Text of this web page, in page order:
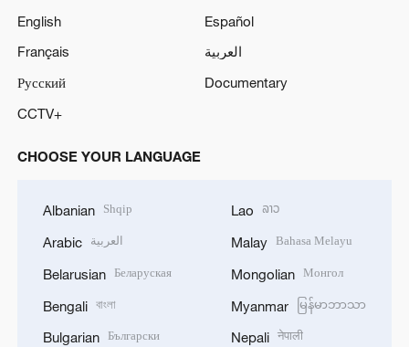
English
Español
Français
العربية
Русский
Documentary
CCTV+
CHOOSE YOUR LANGUAGE
Albanian Shqip
Arabic العربية
Belarusian Беларуская
Bengali বাংলা
Bulgarian Български
Lao ລາວ
Malay Bahasa Melayu
Mongolian Монгол
Myanmar မြန်မာဘာသာ
Nepali नेपाली